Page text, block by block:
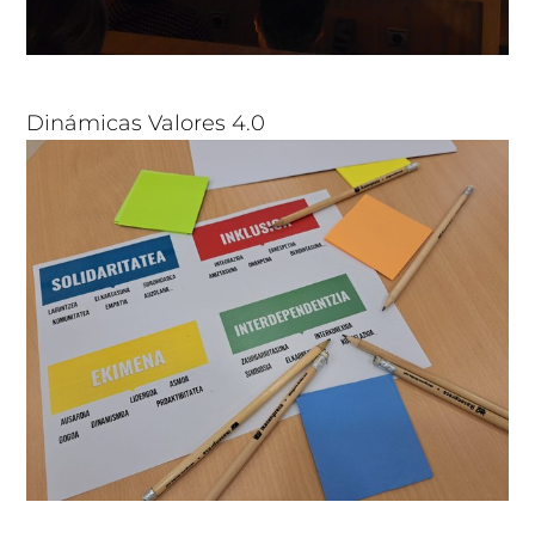
Dinámicas Valores 4.0